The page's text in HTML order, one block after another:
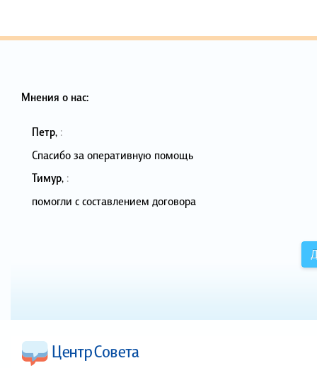
Мнения о нас:
Петр, :
Спасибо за оперативную помощь
Тимур, :
помогли с составлением договора